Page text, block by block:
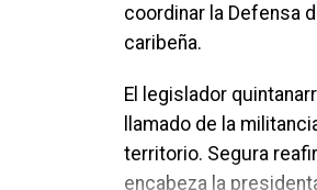
coordinar la Defensa
caribeña.
El legislador
llamado de la
territorio. Segura
encabeza la